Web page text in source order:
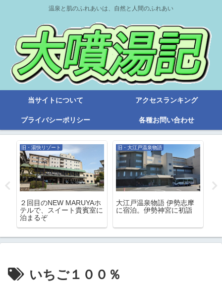
温泉と肌のふれあいは、自然と人間のふれあい
当サイトについて アクセスランキング
プライバシーポリシー 各種お問い合わせ
旧・湯快リゾート
２回目のNEW MARUYAホ
テルで、スイート貴賓室に
泊まるぞ
旧・大江戸温泉物語
大江戸温泉物語 伊勢志摩
に宿泊。伊勢神宮に初詣
いちご１００％